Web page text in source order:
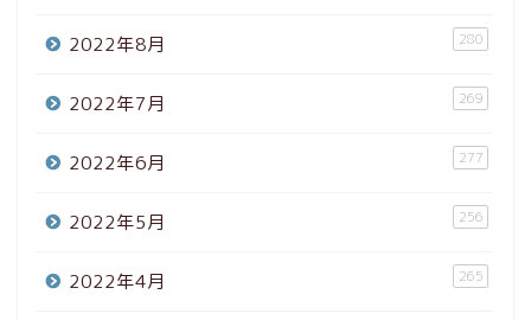
2022年8月 280
2022年7月 269
2022年6月 277
2022年5月 256
2022年4月 265